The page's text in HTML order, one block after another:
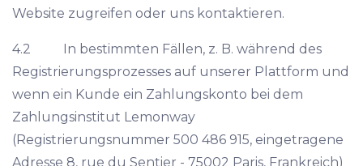
Website zugreifen oder uns kontaktieren.
4.2 In bestimmten Fällen, z. B. während des
Registrierungsprozesses auf unserer Plattform und
wenn ein Kunde ein Zahlungskonto bei dem
Zahlungsinstitut Lemonway
(Registrierungsnummer 500 486 915, eingetragene
Adresse 8, rue du Sentier - 75002 Paris, Frankreich)